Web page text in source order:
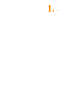
1.